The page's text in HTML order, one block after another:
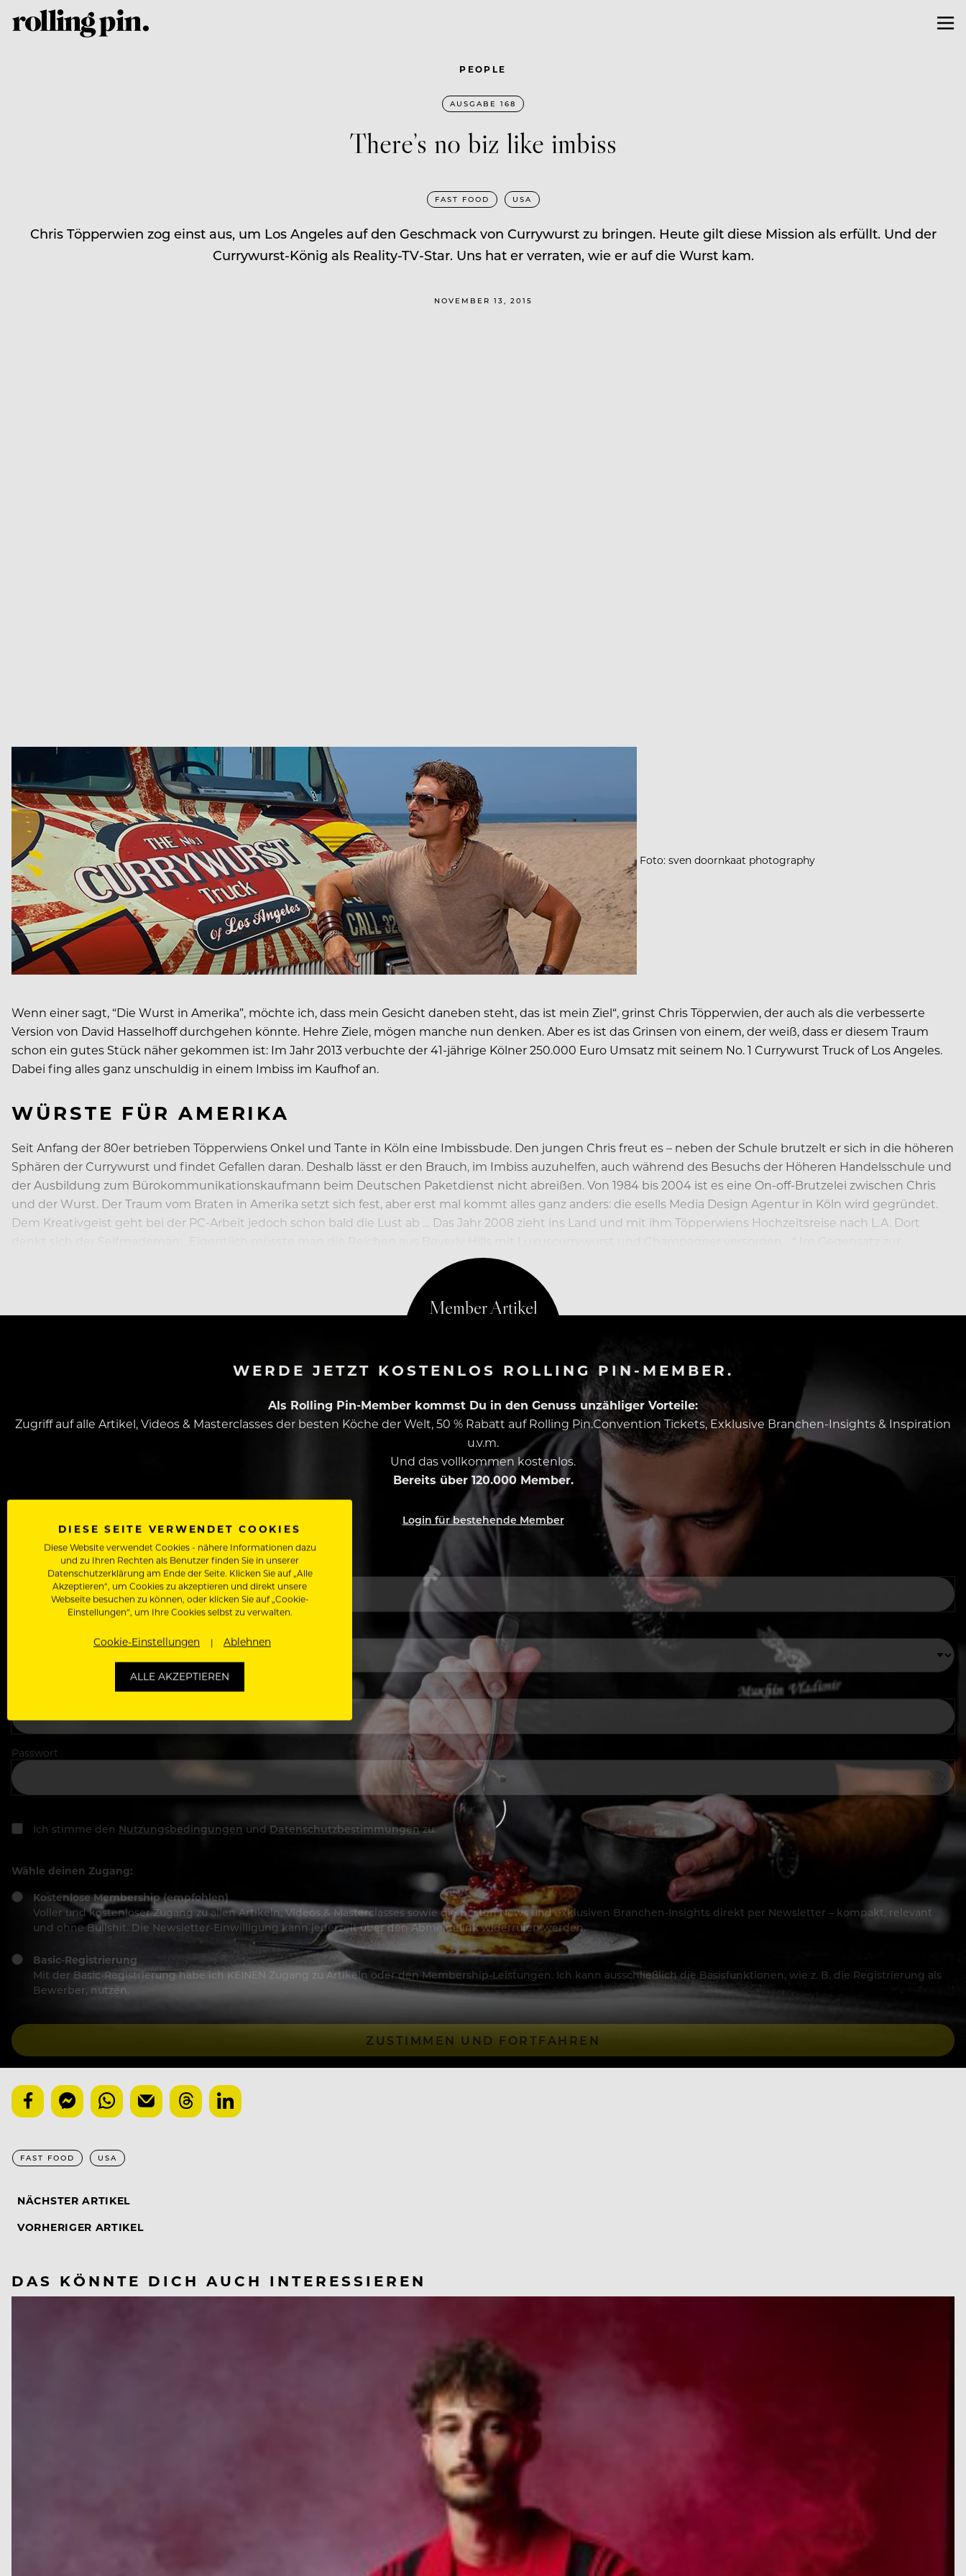
PEOPLE
AUSGABE 168
There’s no biz like imbiss
FAST FOOD USA
Chris Töpperwien zog einst aus, um Los Angeles auf den Geschmack von Currywurst zu bringen. Heute gilt diese Mission als erfüllt. Und der
Currywurst-König als Reality-TV-Star. Uns hat er verraten, wie er auf die Wurst kam.
NOVEMBER 13, 2015
Foto: sven doornkaat photography
Wenn einer sagt, “Die Wurst in Amerika”, möchte ich, dass mein Gesicht daneben steht, das ist mein Ziel“, grinst Chris Töpperwien, der auch als die verbesserte
Version von David Hasselhoff durchgehen könnte. Hehre Ziele, mögen manche nun denken. Aber es ist das Grinsen von einem, der weiß, dass er diesem Traum
schon ein gutes Stück näher gekommen ist: Im Jahr 2013 verbuchte der 41-jährige Kölner 250.000 Euro Umsatz mit seinem No. 1 Currywurst Truck of Los Angeles.
Dabei fing alles ganz unschuldig in einem Imbiss im Kaufhof an.
WÜRSTE FÜR AMERIKA
Seit Anfang der 80er betrieben Töpperwiens Onkel und Tante in Köln eine Imbissbude. Den jungen Chris freut es – neben der Schule brutzelt er sich in die höheren
Sphären der Currywurst und findet Gefallen daran. Deshalb lässt er den Brauch, im Imbiss auzuhelfen, auch während des Besuchs der Höheren Handelsschule und
der Ausbildung zum Bürokommunikationskaufmann beim Deutschen Paketdienst nicht abreißen. Von 1984 bis 2004 ist es eine On-off-Brutzelei zwischen Chris
und der Wurst. Der Traum vom Braten in Amerika setzt sich fest, aber erst mal kommt alles ganz anders: die esells Media Design Agentur in Köln wird gegründet.
Dem Kreativgeist geht bei der PC-Arbeit jedoch schon bald die Lust ab … Das Jahr 2008 zieht ins Land und mit ihm Töpperwiens Hochzeitsreise nach L.A. Dort
WERDE JETZT KOSTENLOS ROLLING PIN-MEMBER.
Als Rolling Pin-Member kommst Du in den Genuss unzähliger Vorteile:
Zugriff auf alle Artikel, Videos & Masterclasses der besten Köche der Welt, 50 % Rabatt auf Rolling Pin.Convention Tickets, Exklusive Branchen-Insights & Inspiration
u.v.m.
Und das vollkommen kostenlos.
Bereits über 120.000 Member.
Login für bestehende Member
Dein Vorname
Deine E-Mail Adresse
Passwort
Ich stimme den Nutzungsbedingungen und Datenschutzbestimmungen zu.
Wähle deinen Zugang:
Kostenlose Membership (empfohlen)
Voller und kostenloser Zugang zu allen Artikeln, Videos & Masterclasses sowie die besten News und exklusiven Branchen-Insights direkt per Newsletter – kompakt, relevant
und ohne Bullshit. Die Newsletter-Einwilligung kann jederzeit über den Abmeldelink widerrufen werden.
Basic-Registrierung
Mit der Basic-Registrierung habe ich KEINEN Zugang zu Artikeln oder den Membership-Leistungen. Ich kann ausschließlich die Basisfunktionen, wie z. B. die Registrierung als
Bewerber, nutzen.
ZUSTIMMEN UND FORTFAHREN
FAST FOOD USA
NÄCHSTER ARTIKEL
VORHERIGER ARTIKEL
DAS KÖNNTE DICH AUCH INTERESSIEREN
DIESE SEITE VERWENDET COOKIES
Diese Website verwendet Cookies - nähere Informationen dazu
und zu Ihren Rechten als Benutzer finden Sie in unserer
Datenschutzerklärung am Ende der Seite. Klicken Sie auf „Alle
Akzeptieren“, um Cookies zu akzeptieren und direkt unsere
Webseite besuchen zu können, oder klicken Sie auf „Cookie-
Einstellungen“, um Ihre Cookies selbst zu verwalten.
Cookie-Einstellungen Ablehnen
ALLE AKZEPTIEREN